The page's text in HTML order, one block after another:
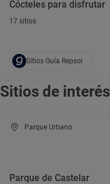
Cócteles para disfrutar
17 sitios
Sitios Guía Repsol
Sitios de
Parque Urbano
Parque de Castelar